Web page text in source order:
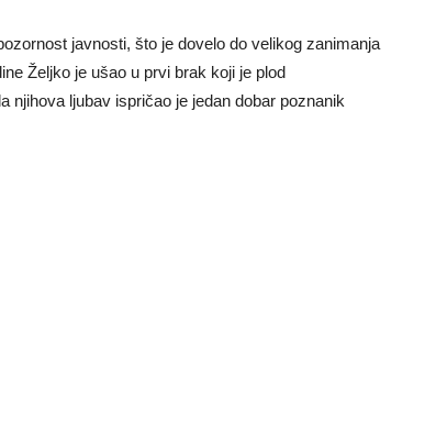
javnosti, što je dovelo do velikog zanimanja
Željko je ušao u prvi brak koji je plod
ljubav ispričao je jedan dobar poznanik